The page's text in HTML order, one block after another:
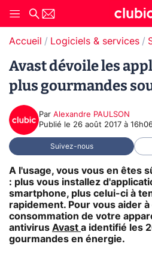
Accueil Logiciels & services
Avast dévoile les
plus gourmandes
Par Alexandre PAULSON
Publié le 26 août 2017 à
Suivez-nous
A l'usage, vous vous en êtes
: plus vous installez
smartphone, plus celui-ci à
rapidement. Pour vous aider
consommation de votre
antivirus Avast a identifié les
gourmandes en énergie.